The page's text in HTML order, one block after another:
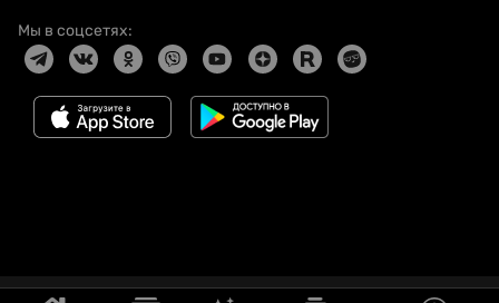
Мы в соцсетях: